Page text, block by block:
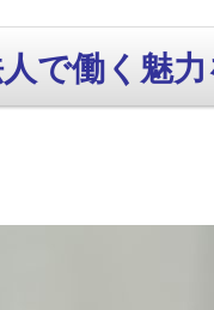
で働く魅